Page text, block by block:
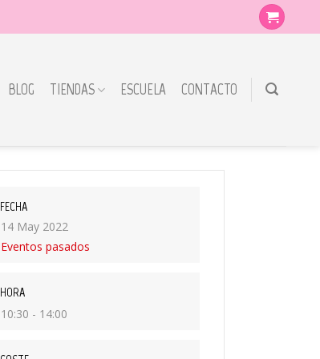
BLOG TIENDAS ESCUELA CONTACTO
FECHA
14 May 2022
Eventos pasados
HORA
10:30 - 14:00